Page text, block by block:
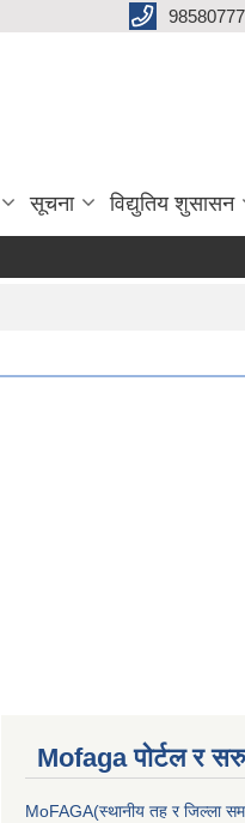
सूचना विद्युतिय शुसासन
Mofaga पोर्टल र
MoFAGA(स्थानीय तह र जिल्ला